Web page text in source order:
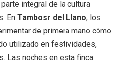
integral de la cultura
En Tambosr del Llano, los
de primera mano cómo
utilizado en festividades,
Las noches en esta finca